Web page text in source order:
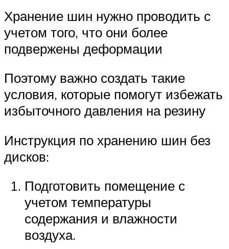
Хранение шин нужно проводить с
учетом того, что они более
подвержены деформации
Поэтому важно создать такие
условия, которые помогут избежать
избыточного давления на резину
Инструкция по хранению шин без
дисков:
Подготовить помещение с
учетом температуры
содержания и влажности
воздуха.